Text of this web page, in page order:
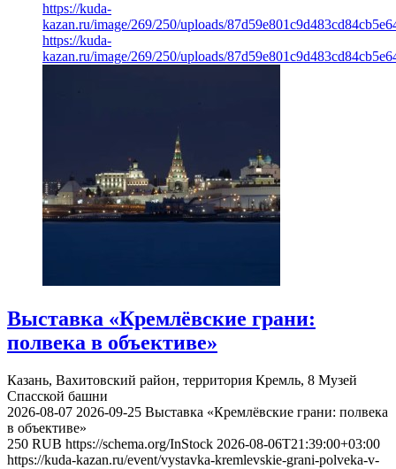
https://kuda-
kazan.ru/image/269/250/uploads/
https://kuda-
kazan.ru/image/269/250/uploads/
Выставка «Кремлёвские грани:
полвека в объективе»
Казань, Вахитовский район, территория Кремль, 8 Музей
Спасской башни
2026-08-07 2026-09-25 Выставка «Кремлёвские грани: полвека
в объективе»
250 RUB https://schema.org/InStock 2026-08-06T21:39:00+03:00
https://kuda-kazan.ru/event/vystavka-kremlevskie-grani-polveka-v-